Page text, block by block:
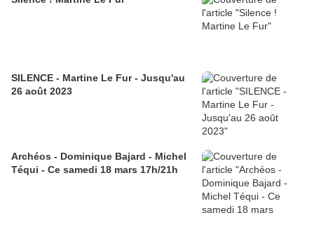
SILENCE - Martine Le Fur - Jusqu'au
26 août 2023
Archéos - Dominique Bajard - Michel
Téqui - Ce samedi 18 mars 17h/21h